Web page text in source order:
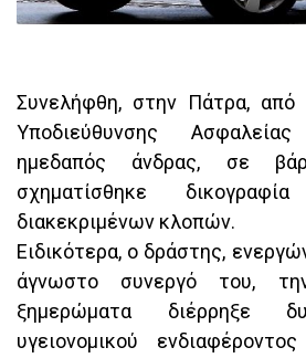
Συνελήφθη, στην Πάτρα, από
Υποδιεύθυνσης
ημεδαπός άνδρας, σε
σχηματίσθηκε
διακεκριμένων κλοπών.
Ειδικότερα, ο δράστης,
άγνωστο συνεργό του,
ξημερώματα διέρρηξε
υγειονομικού